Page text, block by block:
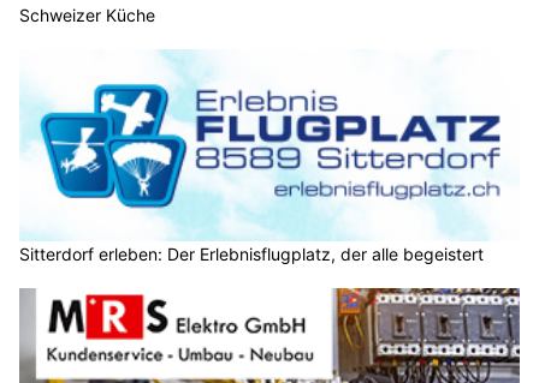
Schweizer Küche
Sitterdorf erleben: Der Erlebnisflugplatz, der alle begeistert